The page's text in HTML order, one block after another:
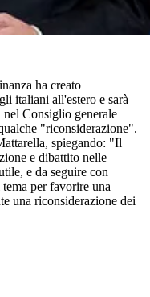
ha creato
italiani all'estero e sarà
Consiglio generale
"riconsiderazione".
spiegando: "Il
e dibattito nelle
e da seguire con
per favorire una
una riconsiderazione dei